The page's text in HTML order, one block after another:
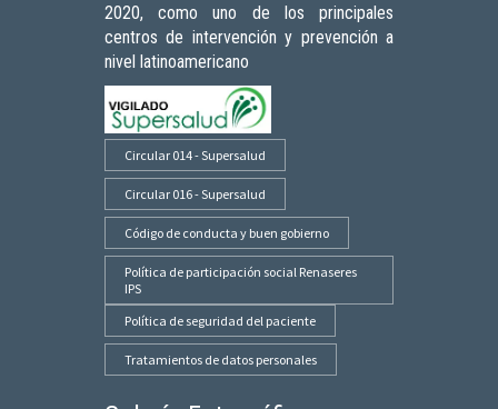
2020, como uno de los principales
centros de intervención y prevención a
nivel latinoamericano
Circular 014 - Supersalud
Circular 016 - Supersalud
Código de conducta y buen gobierno
Política de participación social Renaseres
IPS
Política de seguridad del paciente
Tratamientos de datos personales